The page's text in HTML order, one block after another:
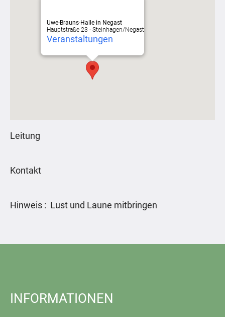
Uwe-Brauns-Halle in Negast
Hauptstraße 23 - Steinhagen/Negast
Veranstaltungen
Leitung
Kontakt
Hinweis : Lust und Laune mitbringen
INFORMATIONEN